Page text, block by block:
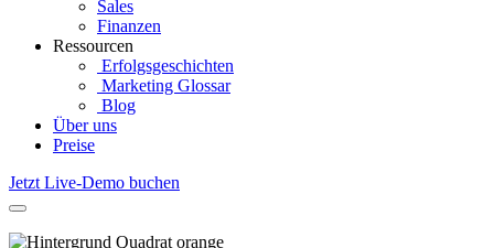
Sales
Finanzen
Ressourcen
Erfolgsgeschichten
Marketing Glossar
Blog
Über uns
Preise
Jetzt Live-Demo buchen